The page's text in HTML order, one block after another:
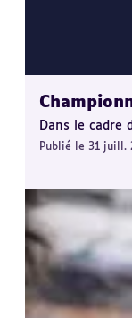
Dans le cadre
Publié le 31 juill.